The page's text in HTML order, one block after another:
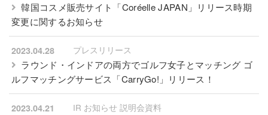
韓国コスメ販売サイト「Coréelle JAPAN」リリース時期
変更に関するお知らせ
2023.04.28 プレスリリース
ラウンド・インドアの両⽅でゴルフ女子とマッチング ゴ
ルフマッチングサービス「CarryGo!」リリース！
2023.04.21 IR お知らせ 説明会資料